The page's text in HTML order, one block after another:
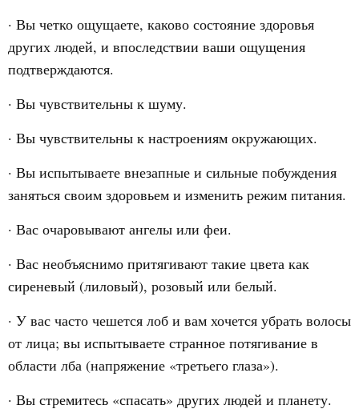
· Вы четко ощущаете, каково состояние здоровья
других людей, и впоследствии ваши ощущения
подтверждаются.
· Вы чувствительны к шуму.
· Вы чувствительны к настроениям окружающих.
· Вы испытываете внезапные и сильные побуждения
заняться своим здоровьем и изменить режим питания.
· Вас очаровывают ангелы или феи.
· Вас необъяснимо притягивают такие цвета как
сиреневый (лиловый), розовый или белый.
· У вас часто чешется лоб и вам хочется убрать волосы
от лица; вы испытываете странное потягивание в
области лба (напряжение «третьего глаза»).
· Вы стремитесь «спасать» других людей и планету.